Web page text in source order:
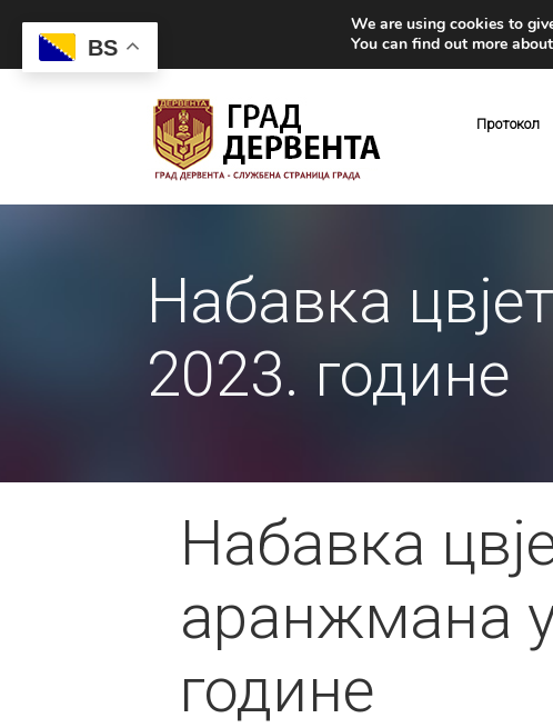
Протокол
Набавка
2023. године
Набавка
аранжмана
године
BS
We are using cookies to
You can find out more